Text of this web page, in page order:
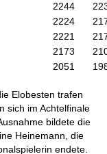
2244
2224
2221
2173
2051
Elobesten trafen
sich im Achtelfinale
bildete die
Heinemann, die
endete.